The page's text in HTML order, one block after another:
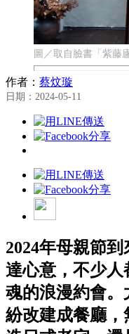
圖／取自臉書「紫藤
作者： 蔡炆璇
日期：2024-05-11
2024年母親節
達心意，不少
魂的浪漫約會
紛改建成餐廳